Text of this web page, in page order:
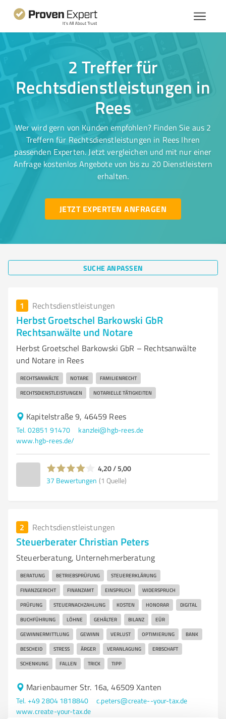
2 Treffer für
Rechtsdienstleistungen in
Rees
Wer wird gern von Kunden empfohlen? Finden Sie aus 2
Treffern für Rechtsdienstleistungen in Rees Ihren
passenden Experten. Jetzt vergleichen und mit nur einer
Anfrage kostenlos Angebote von bis zu 20 Dienstleistern
erhalten.
JETZT EXPERTEN ANFRAGEN
SUCHE ANPASSEN
1 Rechtsdienstleistungen
Herbst Groetschel Barkowski GbR
Rechtsanwälte und Notare
Herbst Groetschel Barkowski GbR – Rechtsanwälte
und Notare in Rees
RECHTSANWÄLTE NOTARE FAMILIENRECHT
RECHTSDIENSTLEISTUNGEN NOTARIELLE TÄTIGKEITEN
Kapitelstraße 9, 46459 Rees
Tel. 02851 91470
kanzlei@hgb-rees.de
www.hgb-rees.de/
4,20 / 5,00
37 Bewertungen (1 Quelle)
2 Rechtsdienstleistungen
Steuerberater Christian Peters
Steuerberatung, Unternehmerberatung
BERATUNG BETRIEBSPRÜFUNG STEUERERKLÄRUNG
FINANZGERICHT FINANZAMT EINSPRUCH WIDERSPRUCH
PRÜFUNG STEUERNACHZAHLUNG KOSTEN HONORAR DIGITAL
BUCHFÜHRUNG LÖHNE GEHÄLTER BILANZ EÜR
GEWINNERMITTLUNG GEWINN VERLUST OPTIMIERUNG BANK
BESCHEID STRESS ÄRGER VERANLAGUNG ERBSCHAFT
SCHENKUNG FALLEN TRICK TIPP
Marienbaumer Str. 16a, 46509 Xanten
Tel. +49 2804 1818840
c.peters@create--your-tax.de
www.create-your-tax.de